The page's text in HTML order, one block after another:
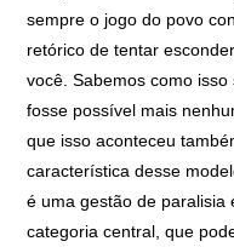
sempre o jogo do povo
retórico de tentar
você. Sabemos como
fosse possível mais
que isso aconteceu
característica desse
é uma gestão de paralisia
categoria central, que